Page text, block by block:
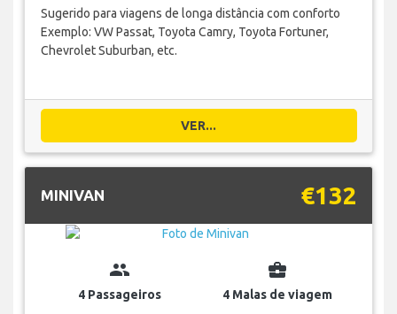
Sugerido para viagens de longa distância com conforto
Exemplo: VW Passat, Toyota Camry, Toyota Fortuner,
Chevrolet Suburban, etc.
VER...
MINIVAN €132
group
4 Passageiros
business_center
4 Malas de viagem